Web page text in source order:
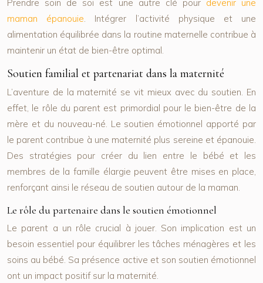
Prendre soin de soi est une autre clé pour devenir une
maman épanouie. Intégrer l’activité physique et une
alimentation équilibrée dans la routine maternelle contribue à
maintenir un état de bien-être optimal.
Soutien familial et partenariat dans la maternité
L’aventure de la maternité se vit mieux avec du soutien. En
effet, le rôle du parent est primordial pour le bien-être de la
mère et du nouveau-né. Le soutien émotionnel apporté par
le parent contribue à une maternité plus sereine et épanouie.
Des stratégies pour créer du lien entre le bébé et les
membres de la famille élargie peuvent être mises en place,
renforçant ainsi le réseau de soutien autour de la maman.
Le rôle du partenaire dans le soutien émotionnel
Le parent a un rôle crucial à jouer. Son implication est un
besoin essentiel pour équilibrer les tâches ménagères et les
soins au bébé. Sa présence active et son soutien émotionnel
ont un impact positif sur la maternité.